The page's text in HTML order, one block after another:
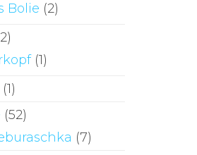
Bolie (2)
(1)
(1)
(52)
(7)